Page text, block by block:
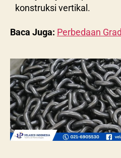
konstruksi vertikal.
Baca Juga: Perbedaan